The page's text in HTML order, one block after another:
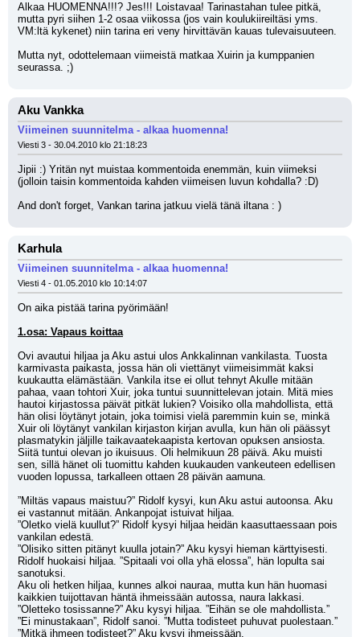
Alkaa HUOMENNA!!!? Jes!!! Loistavaa! Tarinastahan tulee pitkä,
mutta pyri siihen 1-2 osaa viikossa (jos vain koulukiireiltäsi yms.
VM:ltä kykenet) niin tarina eri veny hirvittävän kauas tulevaisuuteen.
Mutta nyt, odottelemaan viimeistä matkaa Xuirin ja kumppanien
seurassa. ;)
Aku Vankka
Viimeinen suunnitelma - alkaa huomenna!
Viesti 3 - 30.04.2010 klo 21:18:23
Jipii :) Yritän nyt muistaa kommentoida enemmän, kuin viimeksi
(jolloin taisin kommentoida kahden viimeisen luvun kohdalla? :D)
And don't forget, Vankan tarina jatkuu vielä tänä iltana : )
Karhula
Viimeinen suunnitelma - alkaa huomenna!
Viesti 4 - 01.05.2010 klo 10:14:07
On aika pistää tarina pyörimään!
1.osa: Vapaus koittaa
Ovi avautui hiljaa ja Aku astui ulos Ankkalinnan vankilasta. Tuosta
karmivasta paikasta, jossa hän oli viettänyt viimeisimmät kaksi
kuukautta elämästään. Vankila itse ei ollut tehnyt Akulle mitään
pahaa, vaan tohtori Xuir, joka tuntui suunnittelevan jotain. Mitä mies
hautoi kirjastossa päivät pitkät lukien? Voisiko olla mahdollista, että
hän olisi löytänyt jotain, joka toimisi vielä paremmin kuin se, minkä
Xuir oli löytänyt vankilan kirjaston kirjan avulla, kun hän oli päässyt
plasmatykin jäljille taikavaatekaapista kertovan opuksen ansiosta.
Siitä tuntui olevan jo ikuisuus. Oli helmikuun 28 päivä. Aku muisti
sen, sillä hänet oli tuomittu kahden kuukauden vankeuteen edellisen
vuoden lopussa, tarkalleen ottaen 28 päivän aamuna.
”Miltäs vapaus maistuu?” Ridolf kysyi, kun Aku astui autoonsa. Aku
ei vastannut mitään. Ankanpojat istuivat hiljaa.
”Oletko vielä kuullut?” Ridolf kysyi hiljaa heidän kaasuttaessaan pois
vankilan edestä.
”Olisiko sitten pitänyt kuulla jotain?” Aku kysyi hieman kärttyisesti.
Ridolf huokaisi hiljaa. ”Spitaali voi olla yhä elossa”, hän lopulta sai
sanotuksi.
Aku oli hetken hiljaa, kunnes alkoi nauraa, mutta kun hän huomasi
kaikkien tuijottavan häntä ihmeissään autossa, naura lakkasi.
”Oletteko tosissanne?” Aku kysyi hiljaa. ”Eihän se ole mahdollista.”
”Ei minustakaan”, Ridolf sanoi. ”Mutta todisteet puhuvat puolestaan.”
”Mitkä ihmeen todisteet?” Aku kysyi ihmeissään.